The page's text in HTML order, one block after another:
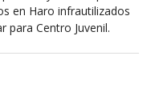
en Haro infrautilizados
para Centro Juvenil.